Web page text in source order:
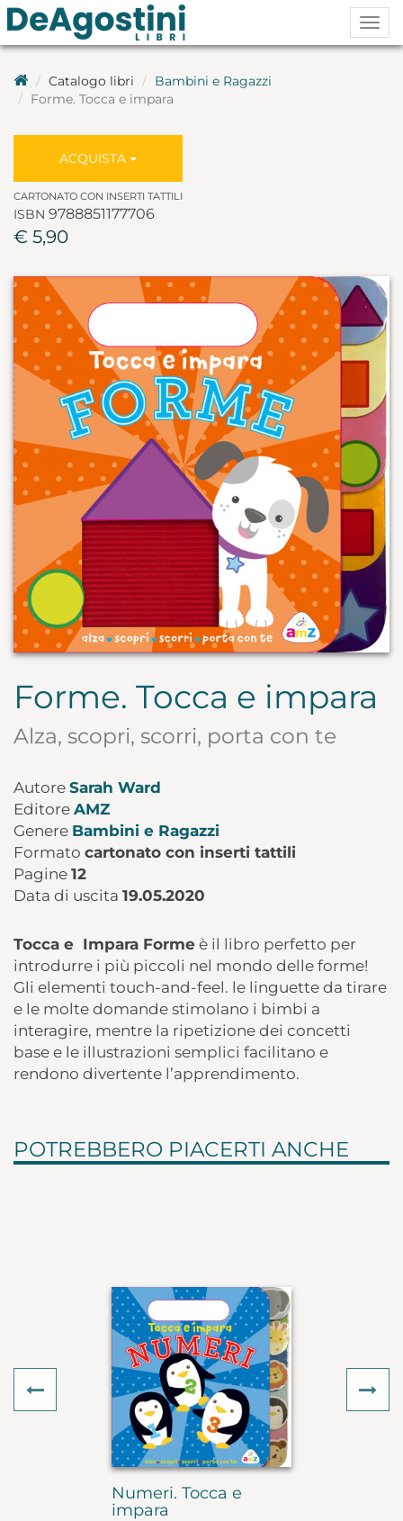
Catalogo libri
Bambini e Ragazzi
Forme. Tocca e impara
ACQUISTA
CARTONATO CON INSERTI TATTILI
ISBN 9788851177706
€ 5,90
Forme. Tocca e impara
Alza, scopri, scorri, porta con te
Autore Sarah Ward
Editore AMZ
Genere Bambini e Ragazzi
Formato cartonato con inserti tattili
Pagine 12
Data di uscita 19.05.2020
Tocca e Impara Forme è il libro perfetto per
introdurre i più piccoli nel mondo delle forme!
Gli elementi touch-and-feel. le linguette da tirare
e le molte domande stimolano i bimbi a
interagire, mentre la ripetizione dei concetti
base e le illustrazioni semplici facilitano e
rendono divertente l’apprendimento.
POTREBBERO PIACERTI ANCHE
Numeri. Tocca e
impara
Previous